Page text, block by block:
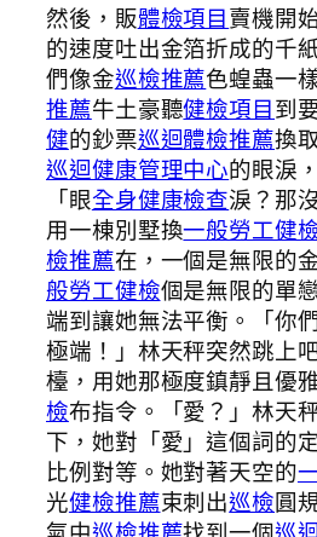
然後，販體檢項目賣機開
的速度吐出金箔折成的千
們像金巡檢推薦色蝗蟲一
推薦牛土豪聽健檢項目到
健的鈔票巡迴體檢推薦換
巡迴健康管理中心的眼淚
「眼全身健康檢查淚？那
用一棟別墅換一般勞工健
檢推薦在，一個是無限的
般勞工健檢個是無限的單
端到讓她無法平衡。「你
極端！」林天秤突然跳上
檯，用她那極度鎮靜且優
檢布指令。「愛？」林天
下，她對「愛」這個詞的
比例對等。她對著天空的
光健檢推薦束刺出巡檢圓